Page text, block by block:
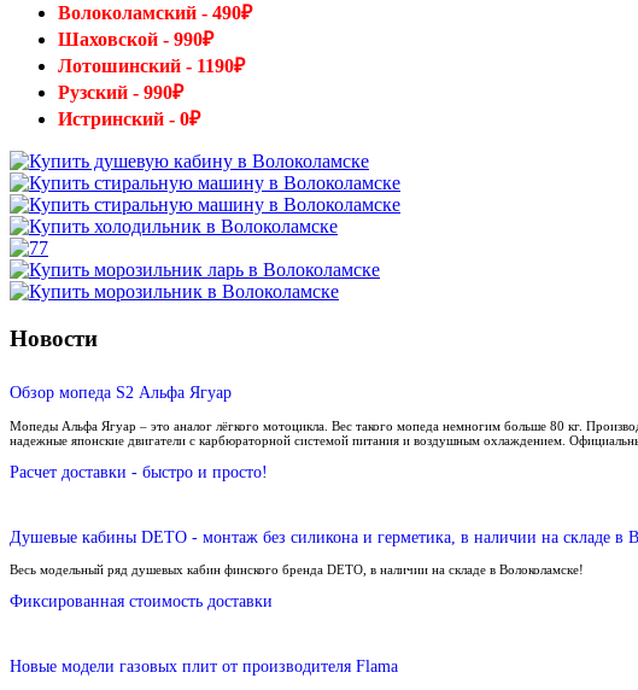
Волоколамский - 490₽
Шаховской - 990₽
Лотошинский - 1190₽
Рузский - 990₽
Истринский - 0₽
Новости
Обзор мопеда S2 Альфа Ягуар
Мопеды Альфа Ягуар – это аналог лёгкого мотоцикла. Вес такого мопеда немногим больше 80 кг.
надежные японские двигатели с карбюраторной системой питания и воздушным охлаждением.
Расчет доставки - быстро и просто!
Душевые кабины DETO - монтаж без силикона и герметика, в наличии на складе в
Весь модельный ряд душевых кабин финского бренда DETO, в наличии на складе в Волоколамске!
Фиксированная стоимость доставки
Новые модели газовых плит от производителя Flama